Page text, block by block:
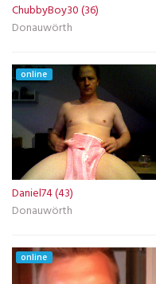
ChubbyBoy30 (36)
Donauwörth
online
Daniel74 (43)
Donauwörth
online